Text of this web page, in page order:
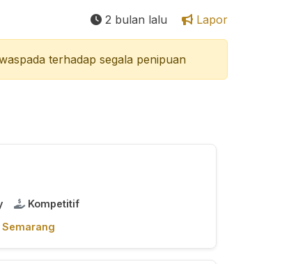
2 bulan lalu Lapor
terhadap segala penipuan
Kompetitif
Semarang